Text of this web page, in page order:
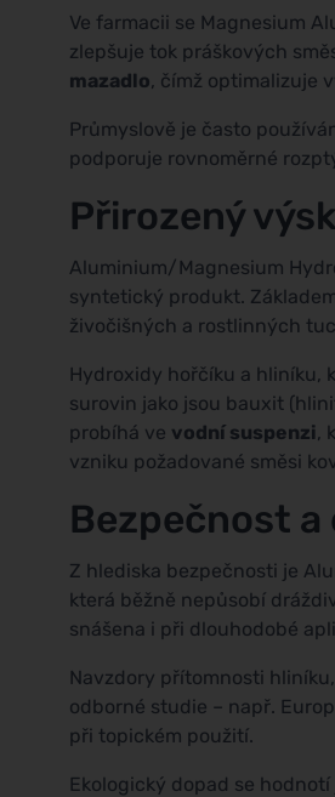
Ve farmacii se Magnesium
zlepšuje tok práškových
mazadlo, čímž optimalizuje
Průmyslově je často
podporuje rovnoměrné
Přirozený
Aluminium/Magnesium
syntetický produkt.
živočišných a rostlinných
Hydroxidy hořčíku a hliníku,
surovin jako jsou bauxit
probíhá ve vodní suspenzi,
vzniku požadované směsi
Bezpečnost a
Z hlediska bezpečnosti je
která běžně nepůsobí
snášena i při dlouhodobé
Navzdory přítomnosti
odborné studie – např.
při topickém použití.
Ekologický dopad se hodnotí